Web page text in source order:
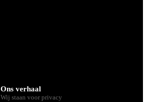
Ons verhaal
Wij staan voor privacy